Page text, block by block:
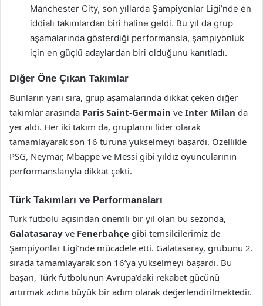
Manchester City, son yıllarda Şampiyonlar Ligi’nde en
iddialı takımlardan biri haline geldi. Bu yıl da grup
aşamalarında gösterdiği performansla, şampiyonluk
için en güçlü adaylardan biri olduğunu kanıtladı.
Diğer Öne Çıkan Takımlar
Bunların yanı sıra, grup aşamalarında dikkat çeken diğer
takımlar arasında Paris Saint-Germain ve Inter Milan da
yer aldı. Her iki takım da, gruplarını lider olarak
tamamlayarak son 16 turuna yükselmeyi başardı. Özellikle
PSG, Neymar, Mbappe ve Messi gibi yıldız oyuncularının
performanslarıyla dikkat çekti.
Türk Takımları ve Performansları
Türk futbolu açısından önemli bir yıl olan bu sezonda,
Galatasaray ve Fenerbahçe gibi temsilcilerimiz de
Şampiyonlar Ligi’nde mücadele etti. Galatasaray, grubunu 2.
sırada tamamlayarak son 16’ya yükselmeyi başardı. Bu
başarı, Türk futbolunun Avrupa’daki rekabet gücünü
artırmak adına büyük bir adım olarak değerlendirilmektedir.